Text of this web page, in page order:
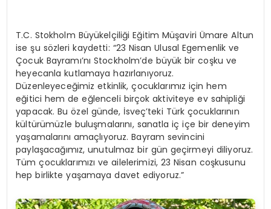
T.C. Stokholm Büyükelçiliği Eğitim Müşaviri Ümare Altun
ise şu sözleri kaydetti: “23 Nisan Ulusal Egemenlik ve
Çocuk Bayramı’nı Stockholm’de büyük bir coşku ve
heyecanla kutlamaya hazırlanıyoruz.
Düzenleyeceğimiz etkinlik, çocuklarımız için hem
eğitici hem de eğlenceli birçok aktiviteye ev sahipliği
yapacak. Bu özel günde, İsveç’teki Türk çocuklarının
kültürümüzle buluşmalarını, sanatla iç içe bir deneyim
yaşamalarını amaçlıyoruz. Bayram sevincini
paylaşacağımız, unutulmaz bir gün geçirmeyi diliyoruz.
Tüm çocuklarımızı ve ailelerimizi, 23 Nisan coşkusunu
hep birlikte yaşamaya davet ediyoruz.”